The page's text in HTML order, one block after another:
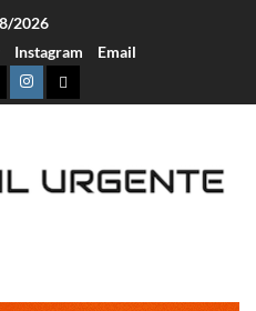
2026
Instagram Email